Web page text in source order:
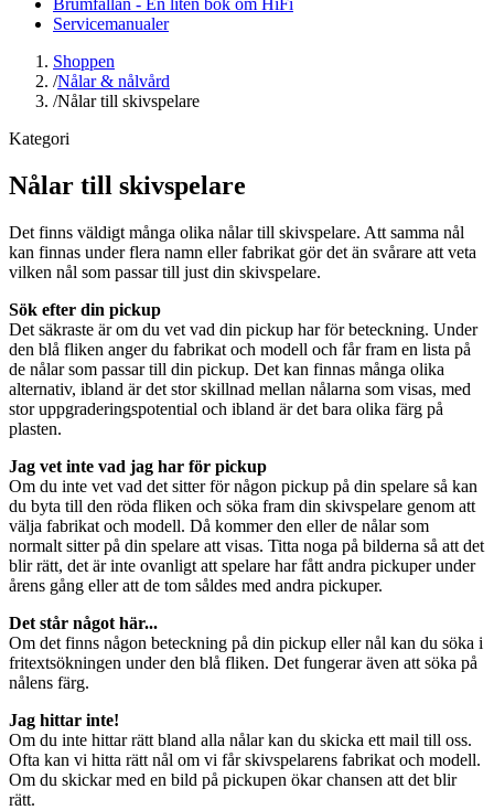
Servicemanualer
Shoppen
/Nålar & nålvård
/Nålar till skivspelare
Kategori
Nålar till skivspelare
Det finns väldigt många olika nålar till skivspelare. Att samma nål
kan finnas under flera namn eller fabrikat gör det än svårare att veta
vilken nål som passar till just din skivspelare.
Sök efter din pickup
Det säkraste är om du vet vad din pickup har för beteckning. Under
den blå fliken anger du fabrikat och modell och får fram en lista på
de nålar som passar till din pickup. Det kan finnas många olika
alternativ, ibland är det stor skillnad mellan nålarna som visas, med
stor uppgraderingspotential och ibland är det bara olika färg på
plasten.
Jag vet inte vad jag har för pickup
Om du inte vet vad det sitter för någon pickup på din spelare så kan
du byta till den röda fliken och söka fram din skivspelare genom att
välja fabrikat och modell. Då kommer den eller de nålar som
normalt sitter på din spelare att visas. Titta noga på bilderna så att det
blir rätt, det är inte ovanligt att spelare har fått andra pickuper under
årens gång eller att de tom såldes med andra pickuper.
Det står något här...
Om det finns någon beteckning på din pickup eller nål kan du söka i
fritextsökningen under den blå fliken. Det fungerar även att söka på
nålens färg.
Jag hittar inte!
Om du inte hittar rätt bland alla nålar kan du skicka ett mail till oss.
Ofta kan vi hitta rätt nål om vi får skivspelarens fabrikat och modell.
Om du skickar med en bild på pickupen ökar chansen att det blir
rätt.